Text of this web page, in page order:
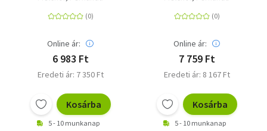
Online ár:
6 983 Ft
Eredeti ár: 7 350 Ft
Kosárba
5 - 10 munkanap
Online ár:
7 759 Ft
Eredeti ár: 8 167 Ft
Kosárba
5 - 10 munkanap